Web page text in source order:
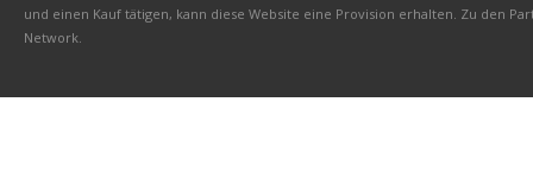
und einen Kauf tätigen, kann diese Website eine Provision erhalten. Zu den
Network.